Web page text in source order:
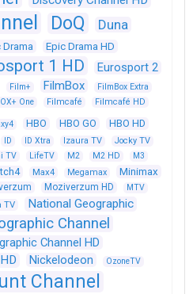
DoQ
Duna
Drama Epic Drama HD
1 HD
Eurosport 2
Film+ FilmBox FilmBox Extra
One Filmcafé Filmcafé HD
HBO HBO GO HBO HD
ID ID Xtra Izaura TV
Jocky TV
TV LifeTV M2 M2 HD M3
Max4 Megamax Minimax
Moziverzum HD
MTV
TV National Geographic
Channel
Channel HD
Nickelodeon OzoneTV
Channel